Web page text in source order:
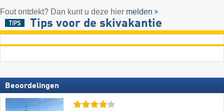
Fout ontdekt? Dan kunt u deze hier melden
Tips voor de skivakantie
Beoordelingen